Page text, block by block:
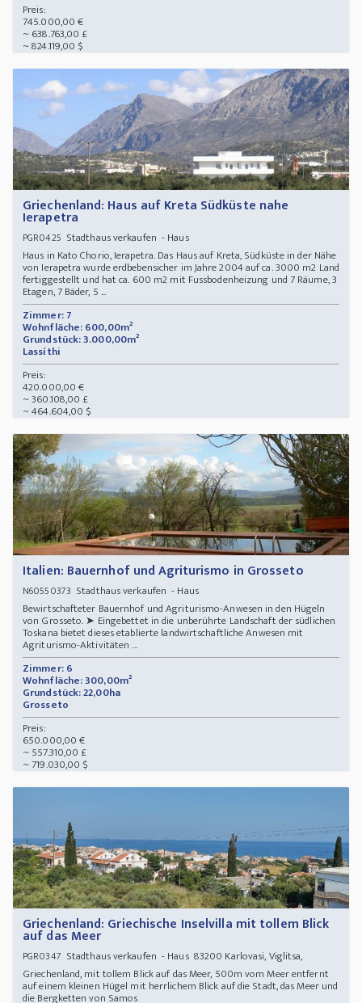
Preis:
745.000,00 €
~ 638.763,00 £
~ 824.119,00 $
Griechenland: Haus auf Kreta Südküste nahe
Ierapetra
PGR0425 Stadthaus verkaufen - Haus
Haus in Kato Chorio, Ierapetra. Das Haus auf Kreta, Südküste in der Nähe
von Ierapetra wurde erdbebensicher im Jahre 2004 auf ca. 3000 m2 Land
fertiggestellt und hat ca. 600 m2 mit Fussbodenheizung und 7 Räume, 3
Etagen, 7 Bäder, 5 ...
Zimmer: 7
Wohnfläche: 600,00m²
Grundstück: 3.000,00m²
Lassíthi
Preis:
420.000,00 €
~ 360.108,00 £
~ 464.604,00 $
Italien: Bauernhof und Agriturismo in Grosseto
N60550373 Stadthaus verkaufen - Haus
Bewirtschafteter Bauernhof und Agriturismo-Anwesen in den Hügeln
von Grosseto. ➤ Eingebettet in die unberührte Landschaft der südlichen
Toskana bietet dieses etablierte landwirtschaftliche Anwesen mit
Agriturismo-Aktivitäten ...
Zimmer: 6
Wohnfläche: 300,00m²
Grundstück: 22,00ha
Grosseto
Preis:
650.000,00 €
~ 557.310,00 £
~ 719.030,00 $
Griechenland: Griechische Inselvilla mit tollem Blick
auf das Meer
PGR0347 Stadthaus verkaufen - Haus 83200 Karlovasi, Viglitsa,
Griechenland, mit tollem Blick auf das Meer, 500m vom Meer entfernt
auf einem kleinen Hügel mit herrlichem Blick auf die Stadt, das Meer und
die Bergketten von Samos